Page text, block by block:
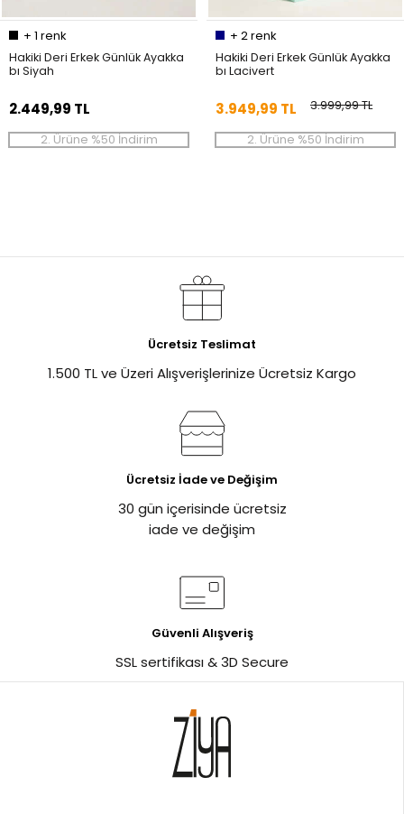
+ 1 renk
Hakiki Deri Erkek Günlük Ayakka
bı Siyah
2.449,99 TL
2. Ürüne %50 İndirim
+ 2renk
Hakiki Deri Erkek Günlük Ayakka
bı Lacivert
3.999,99 TL
3.949,99 TL
2. Ürüne %50 İndirim
Ücretsiz Teslimat
1.500 TL ve Üzeri Alışverişlerinize Ücretsiz Kargo
Ücretsiz İade ve Değişim
30 gün içerisinde ücretsiz
iade ve değişim
Güvenli Alışveriş
SSL sertifikası & 3D Secure